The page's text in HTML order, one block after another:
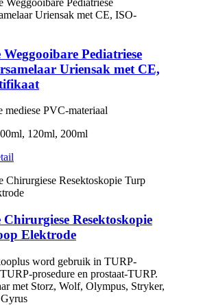
Weggooibare Pediatriese
Uriensak met CE,
mediese PVC-materiaal
120ml, 200ml
Chirurgiese Resektoskopie
Elektrode
word gebruik in TURP-
prosedure en prostaat-TURP.
met Storz, Wolf, Olympus, Stryker,